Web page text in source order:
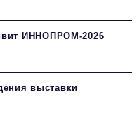
ИННОПРОМ‑2026
выставки